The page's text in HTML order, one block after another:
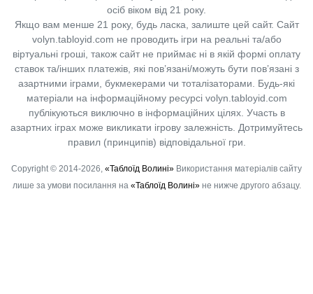
осіб віком від 21 року.
Якщо вам менше 21 року, будь ласка, залиште цей сайт. Сайт
volyn.tabloyid.com не проводить ігри на реальні та/або
віртуальні гроші, також сайт не приймає ні в якій формі оплату
ставок та/інших платежів, які пов’язані/можуть бути пов’язані з
азартними іграми, букмекерами чи тоталізаторами. Будь-які
матеріали на інформаційному ресурсі volyn.tabloyid.com
публікуються виключно в інформаційних цілях. Участь в
азартних іграх може викликати ігрову залежність. Дотримуйтесь
правил (принципів) відповідальної гри.
Copyright © 2014-2026, «Таблоїд Волині» Використання матеріалів сайту
лише за умови посилання на «Таблоїд Волині»не нижче другого абзацу.